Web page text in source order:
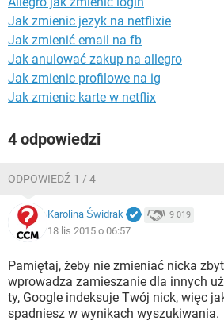
WINDOWS 10
Jak zmienic jezyk na netflixie
Jak zmienić email na fb
Jak anulować zakup na allegro
Jak zmienic profilowe na ig
Jak zmienic karte w netflix
4 odpowiedzi
ODPOWIEDŹ 1 / 4
Karolina Świdrak 9 019
18 lis 2015 o 06:57
Pamiętaj, żeby nie zmieniać nicka
wprowadza zamieszanie dla innych
ty, Google indeksuje Twój nick, więc
spadniesz w wynikach wyszukiwania.